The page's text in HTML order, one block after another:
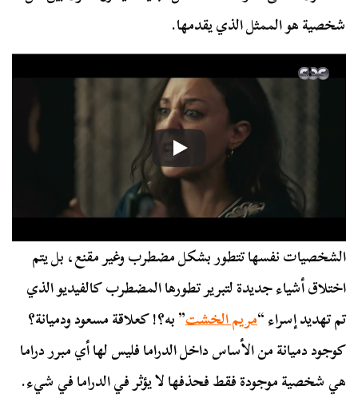
شخصية هو الممثل الذي يقدمها.
الشخصيات نفسها تتطور بشكل مضطرب وغير مقنع، بل يتم
اختلاق أشياء جديدة لتبرير تطورها المضطرب كالفيديو الذي
تم تهديد إسراء “مريم الخشت” به؟! كعلاقة مسعود ودميانة؟
كوجود دميانة من الأساس داخل الدراما فليس لها أي مبرر دراما
هي شخصية موجودة فقط فحذفها لا يؤثر في الدراما في شيء.